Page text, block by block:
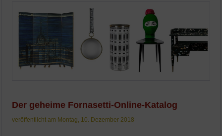
Der geheime Fornasetti-Online-Katalog
veröffentlicht am Montag, 10. Dezember 2018